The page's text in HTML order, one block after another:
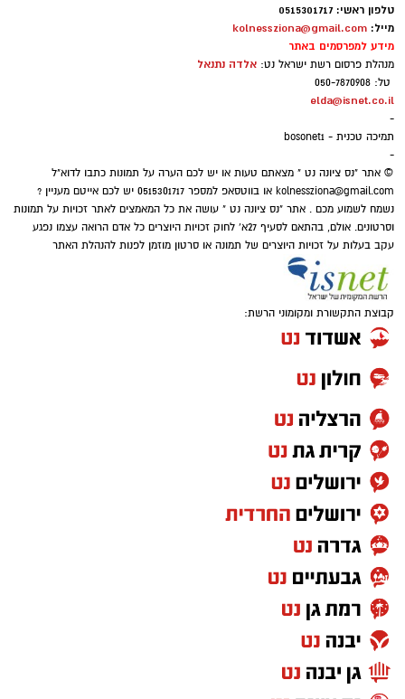
טלפון ראשי: 0515301717
מייל: kolnessziona@gmail.com
מידע למפרסמים באתר
מנהלת פרסום רשת ישראל נט: אלדה נתנאל
טל: 050-7870908
elda@isnet.co.il
-
תמיכה טכנית - bosonet1
-
© אתר "נס ציונה נט " מצאתם טעות או יש לכם הערה על תמונות כתבו לדוא"ל
kolnessziona@gmail.com
או בווטסאפ למספר 0515301717 יש לכם אייטם מעניין ?
נשמח לשמוע מכם . אתר "נס ציונה נט " עושה את כל המאמצים לאתר זכויות על תמונות
וסרטונים. אולם, בהתאם לסעיף 27א' לחוק זכויות היוצרים כל אדם הרואה עצמו נפגע
עקב בעלות על זכויות היוצרים של תמונה או סרטון מוזמן לפנות להנהלת האתר
קבוצת התקשורת ומקומוני הרשת: